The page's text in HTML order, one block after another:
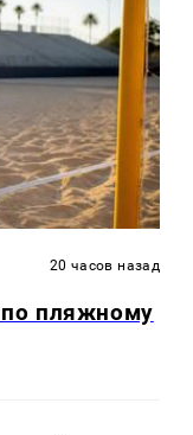
20 часов назад
по пляжному